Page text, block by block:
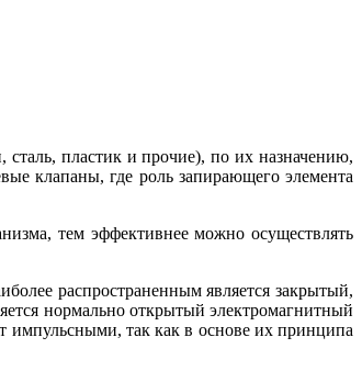
сталь, пластик и прочие), по их назначению,
клапаны, где роль запирающего элемента
тем эффективнее можно осуществлять
распространенным является закрытый,
нормально открытый электромагнитный
импульсными, так как в основе их принципа